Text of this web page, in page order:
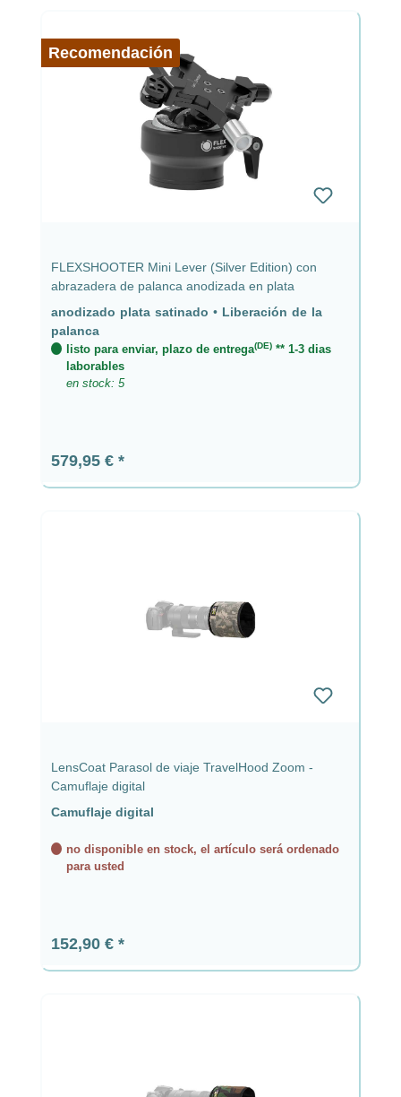
Recomendación
FLEXSHOOTER Mini Lever (Silver Edition) con
abrazadera de palanca anodizada en plata
anodizado plata satinado • Liberación de la
palanca
listo para enviar, plazo de entrega(DE) ** 1-3 dias
laborables
en stock: 5
Precio normal:
579,95 €
LensCoat Parasol de viaje TravelHood Zoom -
Camuflaje digital
Camuflaje digital
no disponible en stock, el artículo será ordenado
para usted
Precio normal:
152,90 €